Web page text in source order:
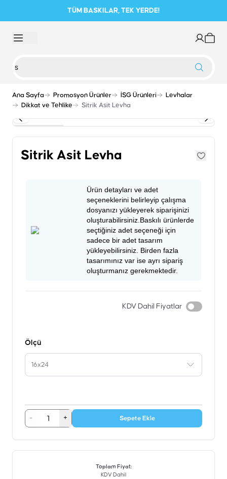
TÜM BASKILAR, TEK YERDE!
Ana Sayfa Promosyon Ürünler İSG Ürünleri
Levhalar
Dikkat ve Tehlike
Sitrik Asit Levha
Sitrik Asit Levha
Ürün detayları ve adet
seçeneklerini belirleyip çalışma
dosyanızı yükleyerek siparişinizi
oluşturabilirsiniz.Baskılı ürünlerde
seçtiğiniz adet seçeneği için
sadece bir adet tasarım
yükleyebilirsiniz. Birden fazla
tasarımınız var ise ayrı sipariş
oluşturmanız gerekmektedir.
KDV Dahil Fiyatlar
Ölçü
16x24
- + Sepete Ekle
Toplam Fiyat:
KDV Dahil